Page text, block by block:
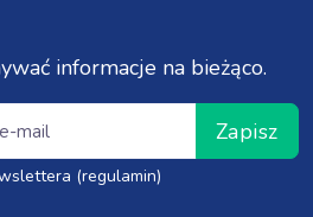
informacje na bieżąco.
Zapisz
(regulamin)